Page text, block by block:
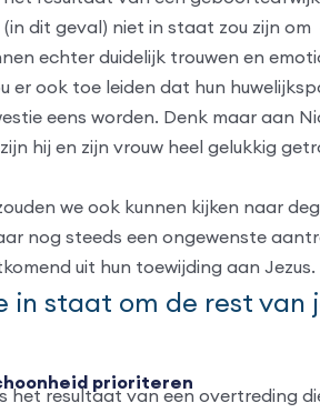
dit geval) niet in staat zou zijn
echter duidelijk trouwen en
er ook toe leiden dat hun
eens worden. Denk maar aan
hij en zijn vrouw heel gelukkig
we ook kunnen kijken naar
nog steeds een ongewenste
uit hun toewijding aan Jezus.
in staat om de rest van
prioriteren
het resultaat van een overtreding